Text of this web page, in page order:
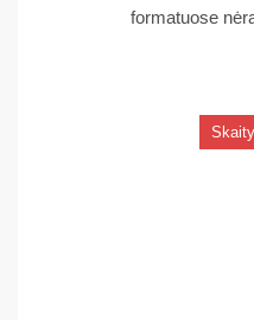
formatuose